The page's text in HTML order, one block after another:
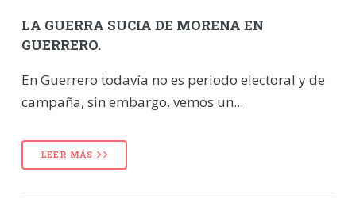
LA GUERRA SUCIA DE MORENA EN
GUERRERO.
En Guerrero todavía no es periodo electoral y de
campaña, sin embargo, vemos un...
LEER MÁS